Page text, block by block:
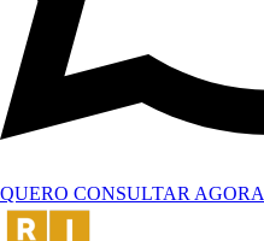
QUERO CONSULTAR AGORA